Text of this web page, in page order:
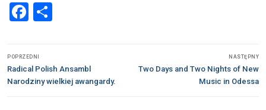
Facebook
wpisu
POPRZEDNI
Poprzedni
wpis:
Radical Polish Ansambl
Narodziny wielkiej awangardy.
NASTĘPNY
Następny
Two Days and Two Nights of New
Music in Odessa